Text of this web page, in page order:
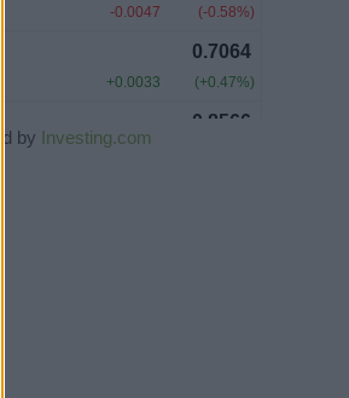
by Investing.com